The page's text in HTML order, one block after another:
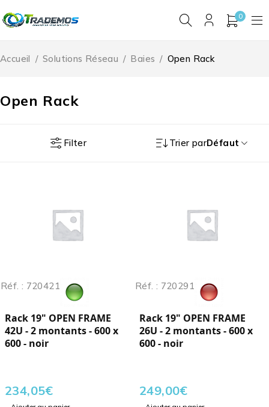
0
Open Rack
Accueil / Solutions Réseau / Baies / Open Rack
Filter Trier parDéfaut
Réf. : 720421
Rack 19" OPEN FRAME
42U - 2 montants - 600 x
600 - noir
234,05€
Réf. : 720291
Rack 19" OPEN FRAME
26U - 2 montants - 600 x
600 - noir
249,00€